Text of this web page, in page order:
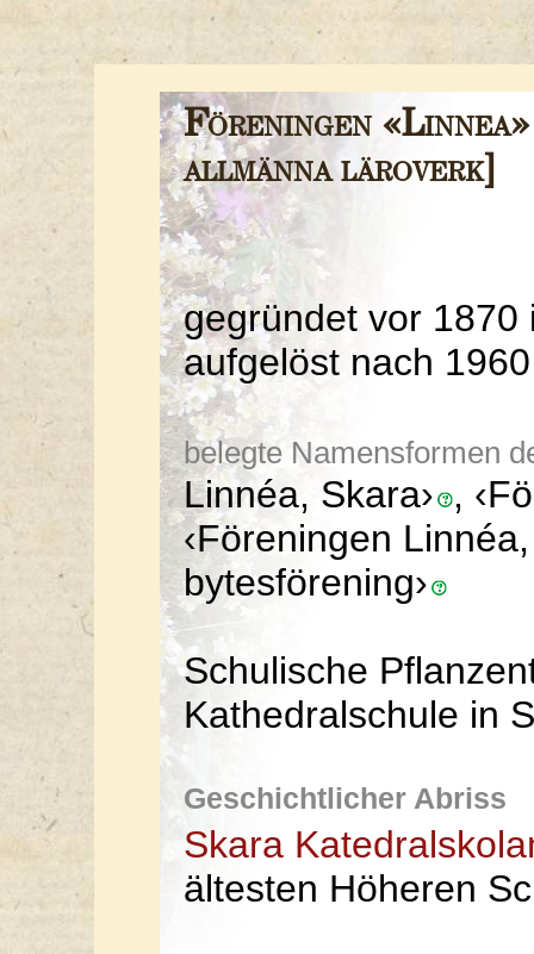
Föreningen
allmänna läroverk]
gegründet vor 1870
aufgelöst nach 1960
belegte Namensformen
Linnéa, Skara› ,
‹Föreningen
bytesförening›
Schulische
Kathedralschule in
Geschichtlicher Abriss
Skara
ältesten Höheren